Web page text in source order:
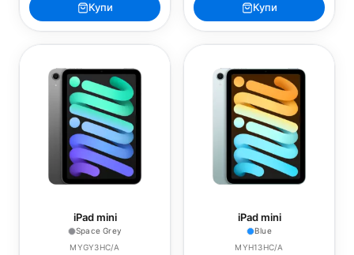
Купи Купи
iPad mini
Space Grey
MYGY3HC/A
iPad mini
Blue
MYH13HC/A